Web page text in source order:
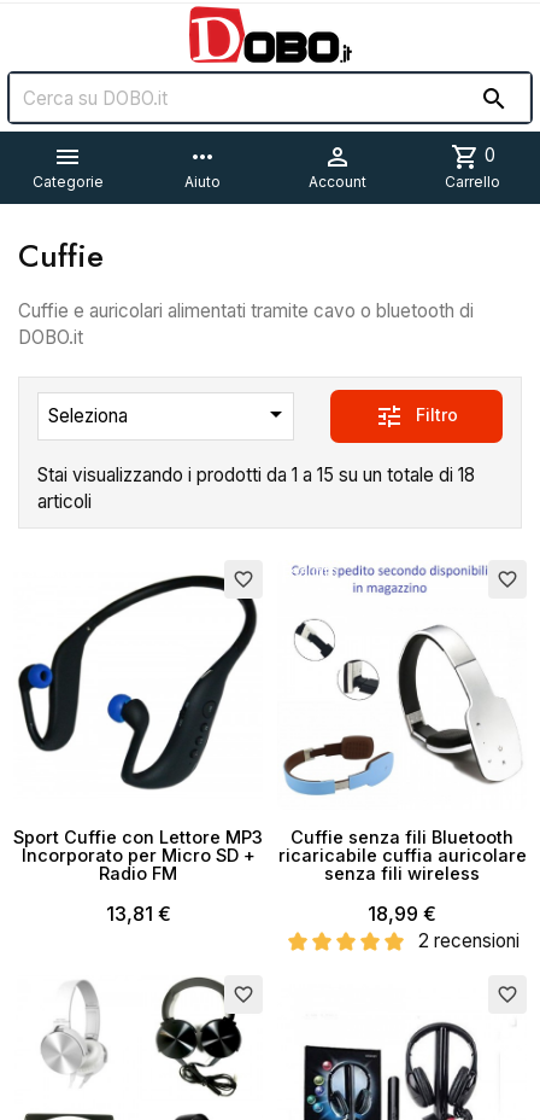


Categorie
more_horiz
Aiuto

Account
shopping_cart 0
Carrello
Cuffie
Cuffie e auricolari alimentati tramite cavo o bluetooth di
DOBO.it
Seleziona  tune Filtro
Stai visualizzando i prodotti da 1 a 15 su un totale di 18
articoli
favorite_border
Sport Cuffie con Lettore MP3
Incorporato per Micro SD +
Radio FM
13,81 €
Esaurito favorite_border
Cuffie senza fili Bluetooth
ricaricabile cuffia auricolare
senza fili wireless
18,99 €
2 recensioni
favorite_border favorite_border